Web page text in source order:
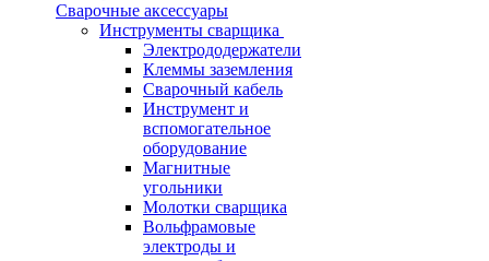
Сварочные аксессуары
Инструменты сварщика
Электрододержатели
Клеммы заземления
Сварочный кабель
Инструмент и
вспомогательное
оборудование
Магнитные
угольники
Молотки сварщика
Вольфрамовые
электроды и